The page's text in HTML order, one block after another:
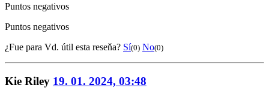
Puntos negativos
Puntos negativos
¿Fue para Vd. útil esta reseňa? Sí(0) No(0)
Kie Riley 19. 01. 2024, 03:48